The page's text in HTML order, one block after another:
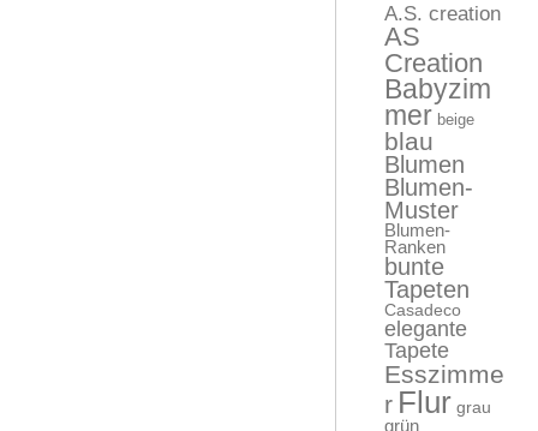
A.S. creation
AS
Creation
Babyzim
mer beige
blau
Blumen
Blumen-
Muster
Blumen-
Ranken
bunte
Tapeten
Casadeco
elegante
Tapete
Esszimme
r Flur grau
grün